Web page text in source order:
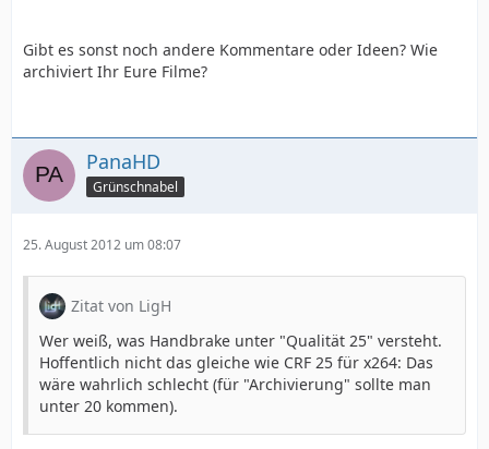
Gibt es sonst noch andere Kommentare oder Ideen? Wie
archiviert Ihr Eure Filme?
PanaHD
Grünschnabel
25. August 2012 um 08:07
Zitat von LigH
Wer weiß, was Handbrake unter "Qualität 25" versteht.
Hoffentlich nicht das gleiche wie CRF 25 für x264: Das
wäre wahrlich schlecht (für "Archivierung" sollte man
unter 20 kommen).